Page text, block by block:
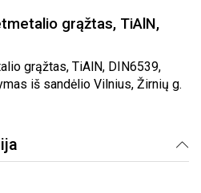
grąžtas, TiAlN,
grąžtas, TiAlN, DIN6539,
iš sandėlio Vilnius, Žirnių g.